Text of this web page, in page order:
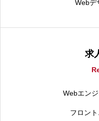
Webデ
求
Webエン
フロン